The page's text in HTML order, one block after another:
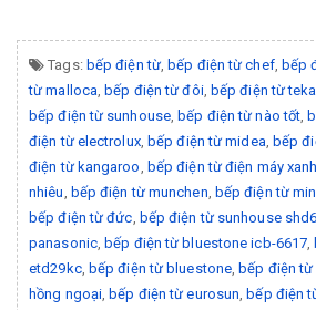
Tags: bếp điện từ, bếp điện từ chef, bếp
từ malloca, bếp điện từ đôi, bếp điện từ teka
bếp điện từ sunhouse, bếp điện từ nào tốt,
điện từ electrolux, bếp điện từ midea, bếp
điện từ kangaroo, bếp điện từ điện máy
nhiêu, bếp điện từ munchen, bếp điện từ
bếp điện từ đức, bếp điện từ sunhouse
panasonic, bếp điện từ bluestone icb-6617,
etd29kc, bếp điện từ bluestone, bếp điện từ
hồng ngoại, bếp điện từ eurosun, bếp điện